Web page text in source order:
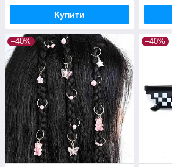
Купити
–40% –40%